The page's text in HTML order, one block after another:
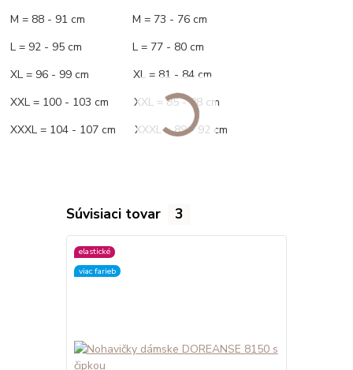
M = 88 - 91 cm M = 73 - 76 cm
L = 92 - 95 cm L = 77 - 80 cm
XL = 96 - 99 cm XL = 81 - 84 cm
XXL = 100 - 103 cm XXL = 85 - 88 cm
XXXL = 104 - 107 cm XXXL = 89 - 92 cm
Súvisiaci tovar 3
elastické
viac farieb